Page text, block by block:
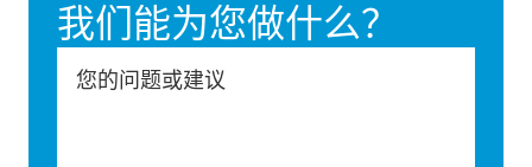
我们能为您做什么？
您的问题或建议